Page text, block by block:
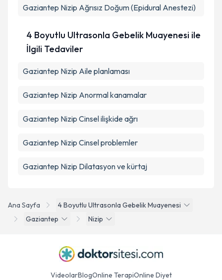
Ana Sayfa
4 Boyutlu Ultrasonla Gebelik Muayenesi
Gaziantep
Nizip
Gaziantep Nizip Ağrısız Doğum (Epidural Anestezi)
4 Boyutlu Ultrasonla Gebelik Muayenesi ile
İlgili Tedaviler
Gaziantep Nizip Aile planlaması
Gaziantep Nizip Anormal kanamalar
Gaziantep Nizip Cinsel ilişkide ağrı
Gaziantep Nizip Cinsel problemler
Gaziantep Nizip Dilatasyon ve kürtaj
VideolarBlogOnline TerapiOnline Diyet